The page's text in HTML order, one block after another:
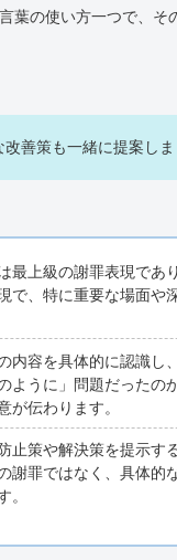
葉の使い方一つで、そ
善策も一緒に提案しま
最上級の謝罪表現であ
で、特に重要な場面や
内容を具体的に認識し
ように」問題だったの
が伝わります。
止策や解決策を提示す
謝罪ではなく、具体的
。